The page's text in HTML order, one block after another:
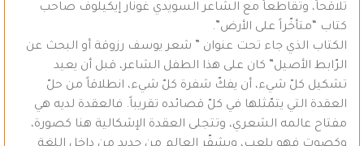
تلاقحاً، وتقاطعاً مع الشاعر السويدي غونار إيكيلوف صاحب
كتاب “متأخّراً على الأرض”.
الكتاب الذي جاء تحت عنوان ” شعر يوسف رزوقة أو البحث عن
الرّابط الأصيل” كان على هذا الطفل الشاعر، قبل أن يعيد
تشكيل كلّ شيء، أن يفكّ شفرة كلّ شيء، انطلاقاً من حلّ
العقدة التي يتمّثلها في كلّ قصائده تقريباً. فالعقدة لديه هي
مفتاح عالمه الشعري، وتتجلى العقدة الإشكالية هنا كصورة،